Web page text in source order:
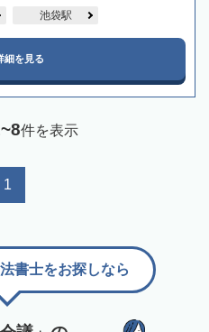
池袋駅
細を見る
件を表示
1
書士をお探しなら